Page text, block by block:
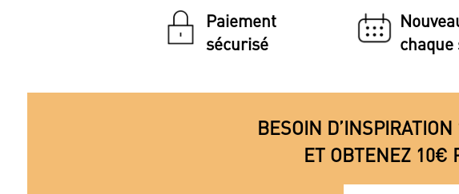
Paiement
sécurisé
chaque
BESOIN
ET OBTENEZ 10€